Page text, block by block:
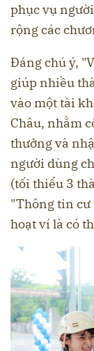
phục vụ
rộng các
Đáng chú ý,
giúp nhiều
vào một tài
Châu, nhằm
thưởng và
người dùng
(tối thiểu 3
"Thông tin
hoạt ví là có